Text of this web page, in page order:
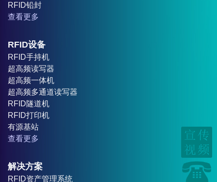
RFID铅封
查看更多
RFID设备
RFID手持机
超高频读写器
超高频一体机
超高频多通道读写器
RFID隧道机
RFID打印机
有源基站
查看更多
解决方案
RFID资产管理系统